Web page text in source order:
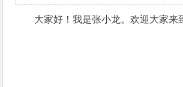
大家好！我是张小龙。欢迎大家来